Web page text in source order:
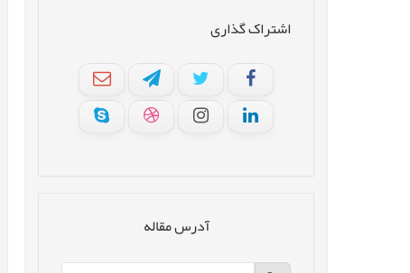
اشتراک گذاری
آدرس مقاله